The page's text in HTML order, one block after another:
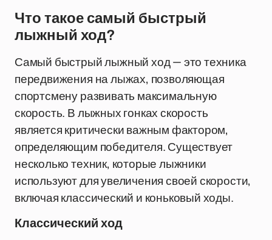
Что такое самый быстрый
лыжный ход?
Самый быстрый лыжный ход — это техника
передвижения на лыжах, позволяющая
спортсмену развивать максимальную
скорость. В лыжных гонках скорость
является критически важным фактором,
определяющим победителя. Существует
несколько техник, которые лыжники
используют для увеличения своей скорости,
включая классический и коньковый ходы.
Классический ход